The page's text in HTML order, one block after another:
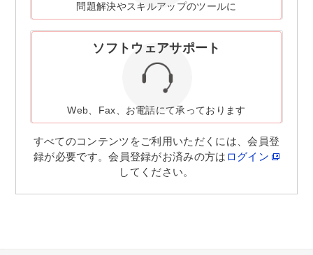
問題解決やスキルアップのツールに
ソフトウェアサポート
Web、Fax、お電話にて承っております
すべてのコンテンツをご利用いただくには、会員登
録が必要です。会員登録がお済みの方は ログイン
してください。